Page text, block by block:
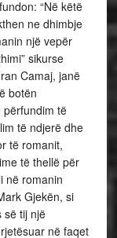
“Në këtë
ne dhimbje
një vepër
sikurse
Camaj, janë
botën
përfundim të
të ndjerë dhe
të romanit,
të thellë për
në romanin
Gjekën, si
së tij një
në faqet